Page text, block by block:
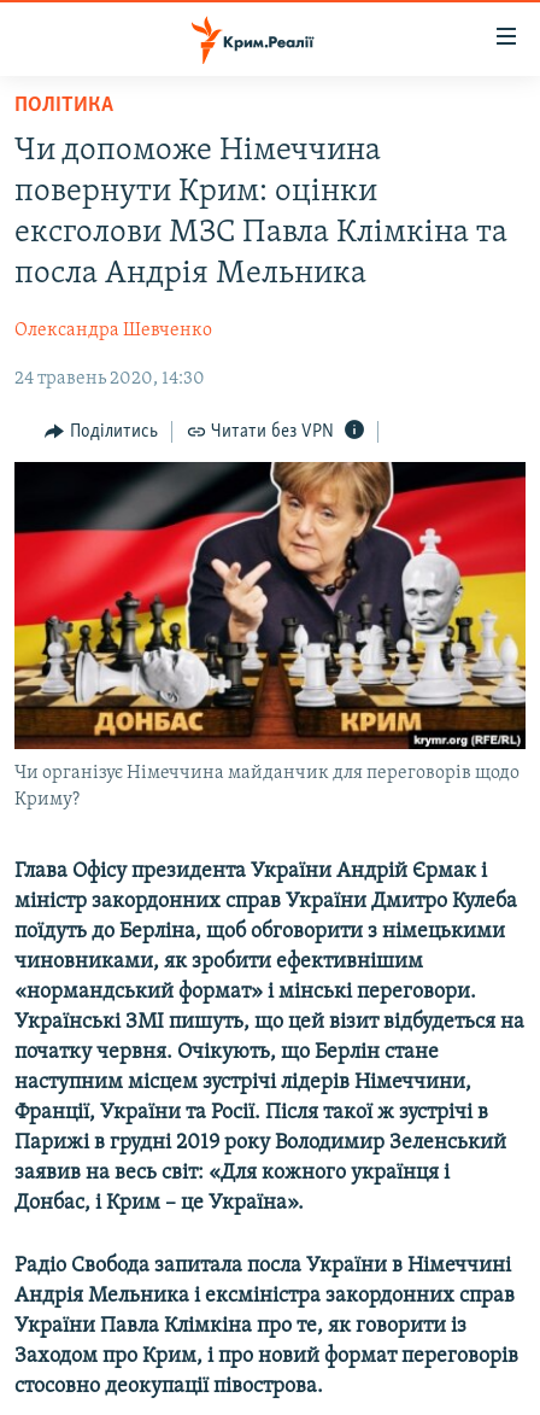
Перейти
основного
матеріалу
Перейти
до
основної
Перейти
до
ВОДА.КРИМ
ВІДЕО ТА ФОТО
ПОЛІТИКА
ПОГЛЯД
ІНТЕРВ'Ю
ВСЕ ЗА ДЕНЬ
СПЕЦПРОЕКТИ
ДЕПОРТАЦІЯ
ВІДЕОУРОКИ «ELIFBE»
СВІДЧЕННЯ ОКУПАЦІЇ
УКРАЇНСЬКА ПРОБЛЕМА КРИМУ
ІНФОГРАФІКА
ЯК ОБІЙТИ БЛОКУВАННЯ
Русский
Qırımtatar
ДОЛУЧАЙСЯ!
Усі сайти RFE/RL
ПОЛІТИКА
Чи допоможе Німеччина
повернути Крим: оцінки
ексголови МЗС Павла Клімкіна та
посла Андрія Мельника
Олександра Шевченко
24 травень 2020, 14:30
Поділитись Читати без VPN
Чи організує Німеччина майданчик для переговорів щодо
Криму?
Глава Офісу президента України Андрій Єрмак і
міністр закордонних справ України Дмитро Кулеба
поїдуть до Берліна, щоб обговорити з німецькими
чиновниками, як зробити ефективнішим
«нормандський формат» і мінські переговори.
Українські ЗМІ пишуть, що цей візит відбудеться на
початку червня. Очікують, що Берлін стане
наступним місцем зустрічі лідерів Німеччини,
Франції, України та Росії. Після такої ж зустрічі в
Парижі в грудні 2019 року Володимир Зеленський
заявив на весь світ: «Для кожного українця і
Донбас, і Крим – це Україна».
Радіо Свобода запитала посла України в Німеччині
Андрія Мельника і ексміністра закордонних справ
України Павла Клімкіна про те, як говорити із
Заходом про Крим, і про новий формат переговорів
стосовно деокупації півострова.